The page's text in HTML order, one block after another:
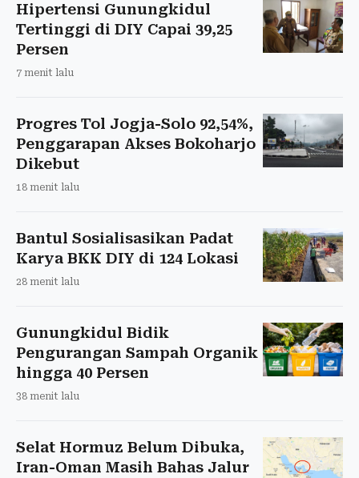
Hipertensi Gunungkidul
Tertinggi di DIY Capai 39,25
Persen
7 menit lalu
Progres Tol Jogja-Solo 92,54%,
Penggarapan Akses Bokoharjo
Dikebut
18 menit lalu
Bantul Sosialisasikan Padat
Karya BKK DIY di 124 Lokasi
28 menit lalu
Gunungkidul Bidik
Pengurangan Sampah Organik
hingga 40 Persen
38 menit lalu
Selat Hormuz Belum Dibuka,
Iran-Oman Masih Bahas Jalur